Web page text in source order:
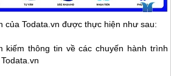
của Todata.vn được thực hiện như sau:
kiếm thông tin về các chuyến hành trình